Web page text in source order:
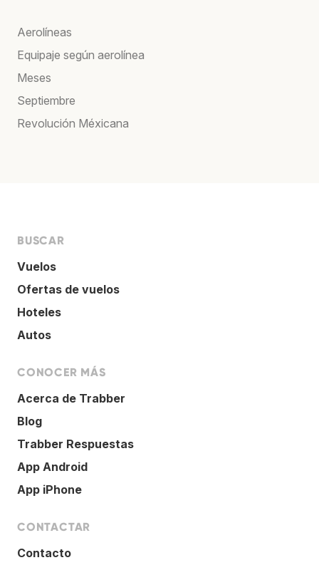
Aerolíneas
Equipaje según aerolínea
Meses
Septiembre
Revolución Méxicana
BUSCAR
Vuelos
Ofertas de vuelos
Hoteles
Autos
CONOCER MÁS
Acerca de Trabber
Blog
Trabber Respuestas
App Android
App iPhone
CONTACTAR
Contacto